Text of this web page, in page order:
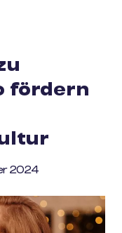
fördern
2024